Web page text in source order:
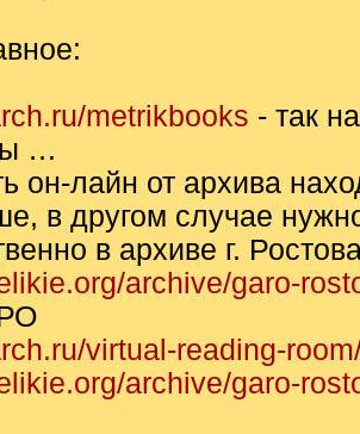
metrikbooks - так
…
он-лайн от архива
в другом случае
в архиве г.
archive/garo-
virtual-reading-
archive/garo-